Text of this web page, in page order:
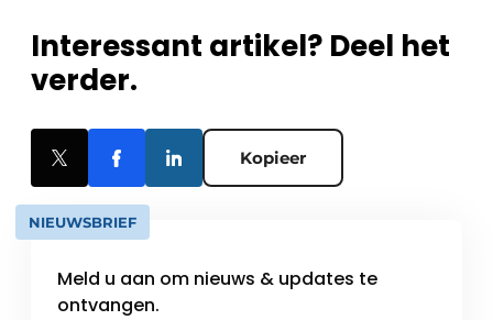
Interessant artikel? Deel het
verder.
Kopieer
NIEUWSBRIEF
Meld u aan om nieuws & updates te
ontvangen.